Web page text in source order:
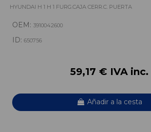
HYUNDAI H 1 H 1 FURG.CAJA CERR.C. PUERTA
OEM: 3910042600
ID: 650756
59,17 € IVA inc.
Añadir a la cesta